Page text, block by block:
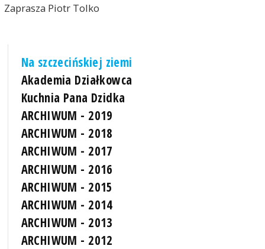
Zaprasza Piotr Tolko
Na szczecińskiej ziemi
Akademia Działkowca
Kuchnia Pana Dzidka
ARCHIWUM - 2019
ARCHIWUM - 2018
ARCHIWUM - 2017
ARCHIWUM - 2016
ARCHIWUM - 2015
ARCHIWUM - 2014
ARCHIWUM - 2013
ARCHIWUM - 2012